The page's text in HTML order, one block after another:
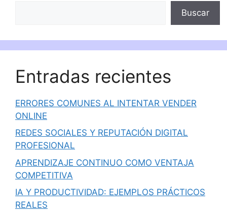
Buscar
Entradas recientes
ERRORES COMUNES AL INTENTAR VENDER
ONLINE
REDES SOCIALES Y REPUTACIÓN DIGITAL
PROFESIONAL
APRENDIZAJE CONTINUO COMO VENTAJA
COMPETITIVA
IA Y PRODUCTIVIDAD: EJEMPLOS PRÁCTICOS
REALES